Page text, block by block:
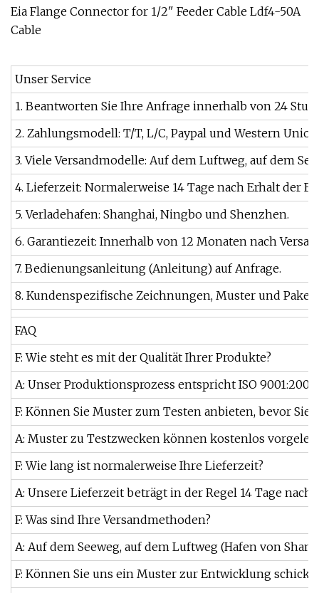
Unser Service
1. Beantworten Sie Ihre Anfrage innerhalb von 24
2. Zahlungsmodell: T/T, L/C, Paypal und Western Union
3. Viele Versandmodelle: Auf dem Luftweg, auf dem
4. Lieferzeit: Normalerweise 14 Tage nach Erhalt der
5. Verladehafen: Shanghai, Ningbo und Shenzhen.
6. Garantiezeit: Innerhalb von 12 Monaten nach
7. Bedienungsanleitung (Anleitung) auf Anfrage.
8. Kundenspezifische Zeichnungen, Muster und
FAQ
F: Wie steht es mit der Qualität Ihrer Produkte?
A: Unser Produktionsprozess entspricht ISO
F: Können Sie Muster zum Testen anbieten, bevor
A: Muster zu Testzwecken können kostenlos
F: Wie lang ist normalerweise Ihre Lieferzeit?
A: Unsere Lieferzeit beträgt in der Regel 14 Tage
F: Was sind Ihre Versandmethoden?
A: Auf dem Seeweg, auf dem Luftweg (Hafen von
F: Können Sie uns ein Muster zur Entwicklung